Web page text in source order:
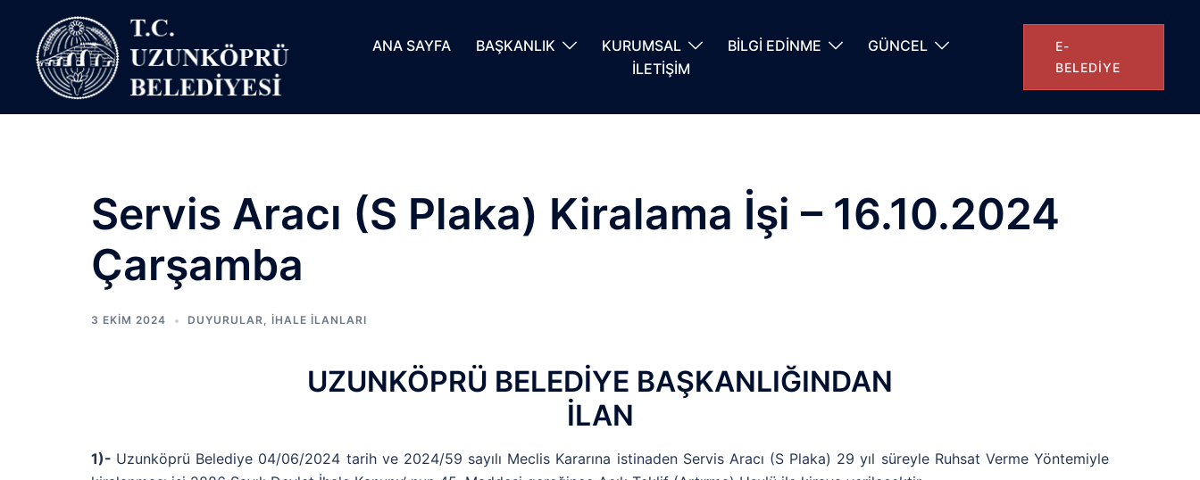
ANA SAYFA BAŞKANLIK KURUMSAL BİLGİ EDİNME
GÜNCEL
İLETİŞİM
E-
BELEDIYE
Servis Aracı (S Plaka) Kiralama İşi – 16.10.2024
Çarşamba
3 EKIM 2024 DUYURULAR, İHALE İLANLARI
UZUNKÖPRÜ BELEDİYE BAŞKANLIĞINDAN
İLAN
1)- Uzunköprü Belediye 04/06/2024 tarih ve 2024/59 sayılı Meclis Kararına istinaden Servis Aracı (S Plaka) 29 yıl süreyle Ruhsat Verme Yöntemiyle